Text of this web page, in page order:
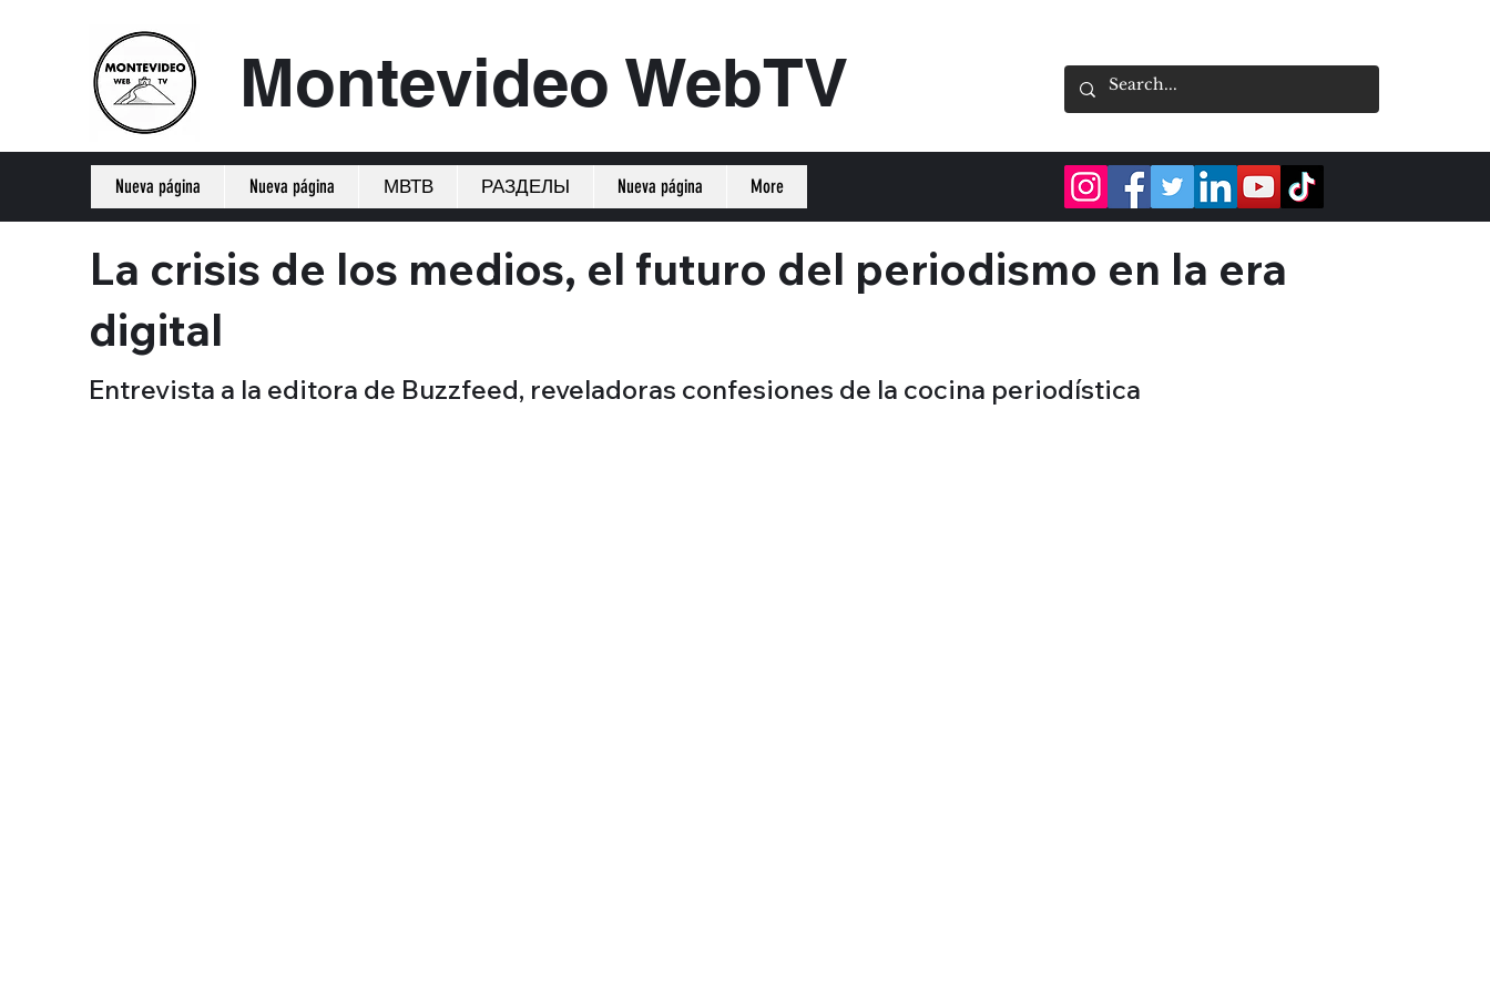
Montevideo WebTV
La crisis de los medios, el futuro del periodismo en la era
digital
Entrevista a la editora de Buzzfeed, reveladoras confesiones de la cocina periodística
Nueva página Nueva página МВТВ РАЗДЕЛЫ Nueva página More